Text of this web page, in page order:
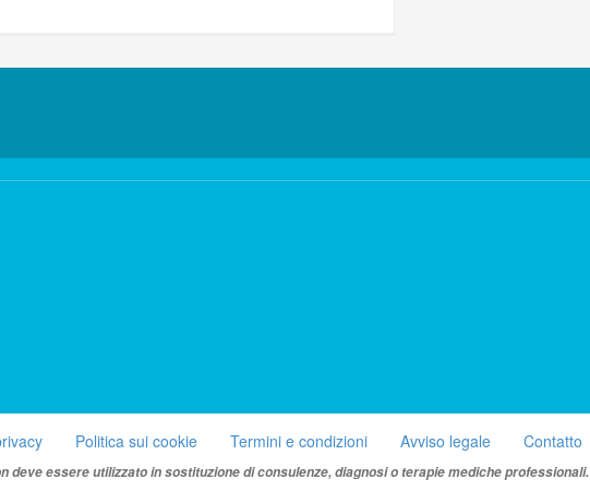
Politica sui cookie Termini e condizioni Avviso legale Contatto
deve essere utilizzato in sostituzione di consulenze, diagnosi o terapie mediche professionali.